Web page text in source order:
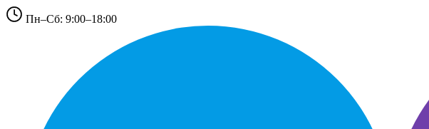
Пн–Сб: 9:00–18:00